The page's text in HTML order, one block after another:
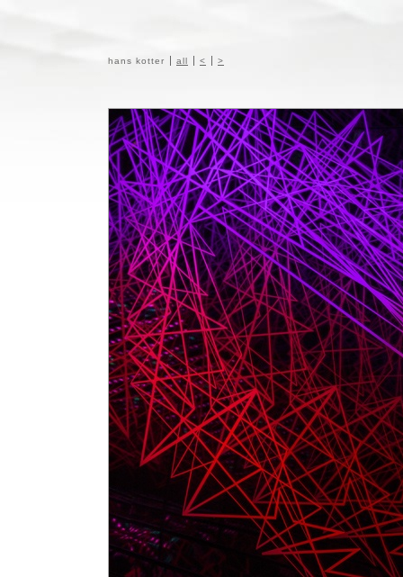
hans kotter all < >